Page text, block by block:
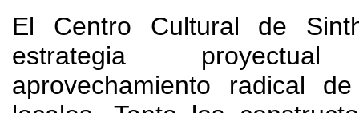
El Centro Cultural de
estrategia
aprovechamiento radical